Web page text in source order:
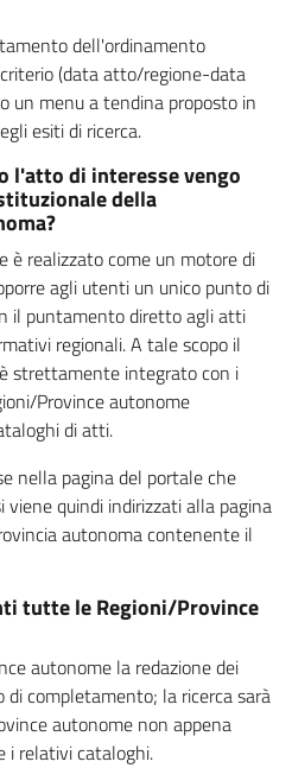
dell'ordinamento
(data atto/regione-data
menu a tendina proposto in
esiti di ricerca.
l'atto di interesse vengo
della
è realizzato come un motore di
agli utenti un unico punto di
il puntamento diretto agli atti
regionali. A tale scopo il
strettamente integrato con i
Province autonome
di atti.
nella pagina del portale che
viene quindi indirizzati alla pagina
autonoma contenente il
tutte le Regioni/Province
autonome la redazione dei
completamento; la ricerca sarà
autonome non appena
i relativi cataloghi.